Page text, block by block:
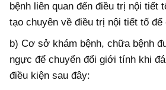
bệnh liên quan đến điều trị nội tiết
tạo chuyên về điều trị nội tiết tố
b) Cơ sở khám bệnh, chữa bệnh
ngực để chuyển đổi giới tính khi
điều kiện sau đây: